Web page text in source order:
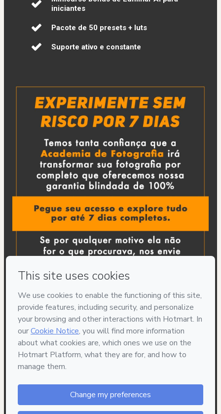
iniciantes
Pacote de 50 presets + luts
Suporte ativo e constante